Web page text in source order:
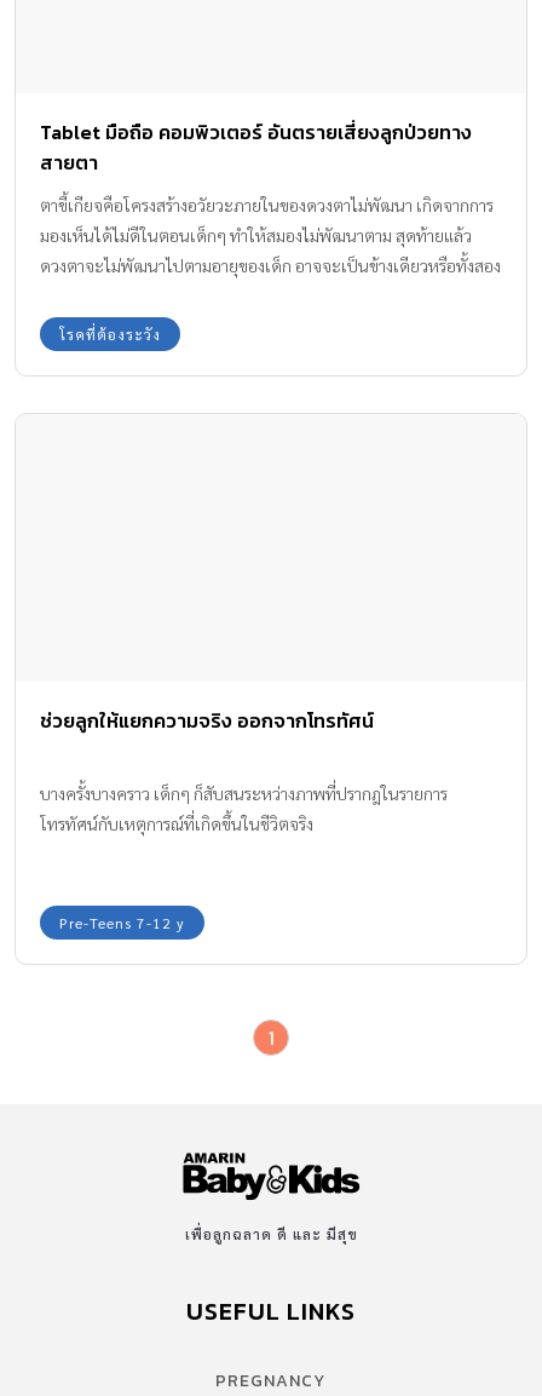
Tablet มือถือ คอมพิวเตอร์ อันตรายเสี่ยงลูกป่วยทาง
สายตา
ตาขี้เกียจคือโครงสร้างอวัยวะภายในของดวงตาไม่พัฒนา เกิดจากการ
มองเห็นได้ไม่ดีในตอนเด็กๆ ทำให้สมองไม่พัฒนาตาม สุดท้ายแล้ว
ดวงตาจะไม่พัฒนาไปตามอายุของเด็ก อาจจะเป็นข้างเดียวหรือทั้งสอง
แก้ไขได้ค่ะ แม้จะไม่ส่งผลกับพัฒนาการไอคิวหรืออีคิวของเด็ก แต่มีผล
ต่อบุคลิกภาพเพราะตาข้างที่ขี้เกียจจะกลายเป็นตาเหล่นั่นเอง
โรคที่ต้องระวัง
ช่วยลูกให้แยกความจริง ออกจากโทรทัศน์
บางครั้งบางคราว เด็กๆ ก็สับสนระหว่างภาพที่ปรากฎในรายการ
โทรทัศน์กับเหตุการณ์ที่เกิดขึ้นในชีวิตจริง
Pre-Teens 7-12 y
1
เพื่อลูกฉลาด ดี และ มีสุข
USEFUL LINKS
PREGNANCY